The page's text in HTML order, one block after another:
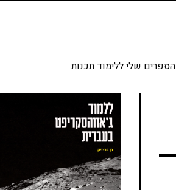
הספרים שלי ללימוד תכנות